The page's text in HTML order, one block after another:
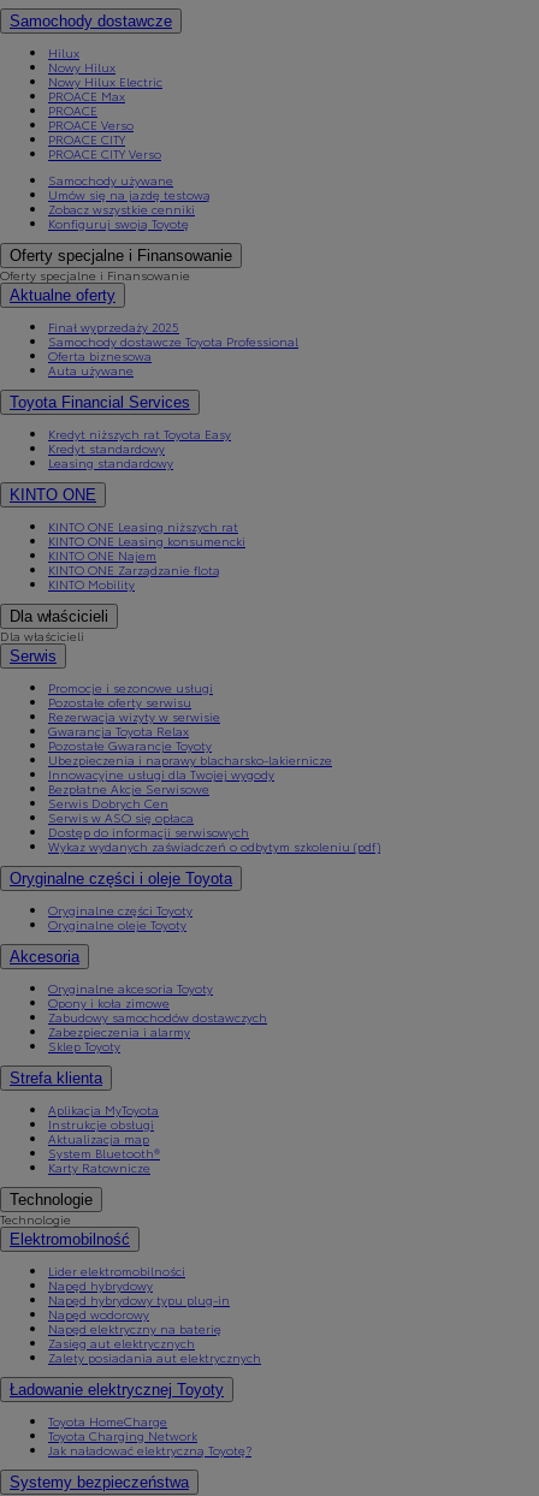
Samochody dostawcze
Hilux
Nowy Hilux
Nowy Hilux Electric
PROACE Max
PROACE
PROACE Verso
PROACE CITY
PROACE CITY Verso
Samochody używane
Umów się na jazdę testową
Zobacz wszystkie cenniki
Konfiguruj swoją Toyotę
Oferty specjalne i Finansowanie
Oferty specjalne i Finansowanie
Aktualne oferty
Finał wyprzedaży 2025
Samochody dostawcze Toyota Professional
Oferta biznesowa
Auta używane
Toyota Financial Services
Kredyt niższych rat Toyota Easy
Kredyt standardowy
Leasing standardowy
KINTO ONE
KINTO ONE Leasing niższych rat
KINTO ONE Leasing konsumencki
KINTO ONE Najem
KINTO ONE Zarządzanie flotą
KINTO Mobility
Dla właścicieli
Dla właścicieli
Serwis
Promocje i sezonowe usługi
Pozostałe oferty serwisu
Rezerwacja wizyty w serwisie
Gwarancja Toyota Relax
Pozostałe Gwarancje Toyoty
Ubezpieczenia i naprawy blacharsko-lakiernicze
Innowacyjne usługi dla Twojej wygody
Bezpłatne Akcje Serwisowe
Serwis Dobrych Cen
Serwis w ASO się opłaca
Dostęp do informacji serwisowych
Wykaz wydanych zaświadczeń o odbytym szkoleniu (pdf)
Oryginalne części i oleje Toyota
Oryginalne części Toyoty
Oryginalne oleje Toyoty
Akcesoria
Oryginalne akcesoria Toyoty
Opony i koła zimowe
Zabudowy samochodów dostawczych
Zabezpieczenia i alarmy
Sklep Toyoty
Strefa klienta
Aplikacja MyToyota
Instrukcje obsługi
Aktualizacja map
System Bluetooth®
Karty Ratownicze
Technologie
Technologie
Elektromobilność
Lider elektromobilności
Napęd hybrydowy
Napęd hybrydowy typu plug-in
Napęd wodorowy
Napęd elektryczny na baterię
Zasięg aut elektrycznych
Zalety posiadania aut elektrycznych
Ładowanie elektrycznej Toyoty
Toyota HomeCharge
Toyota Charging Network
Jak naładować elektryczną Toyotę?
Systemy bezpieczeństwa